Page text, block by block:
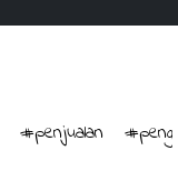
#penjualan